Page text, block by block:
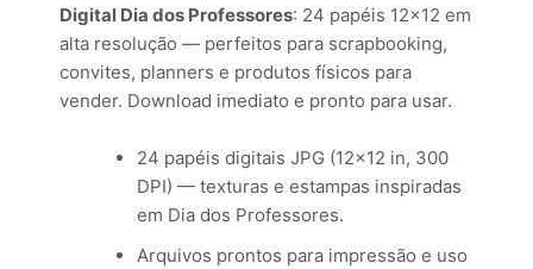
Digital Dia dos Professores: 24 papéis 12×12 em
alta resolução — perfeitos para scrapbooking,
convites, planners e produtos físicos para
vender. Download imediato e pronto para usar.
24 papéis digitais JPG (12×12 in, 300
DPI) — texturas e estampas inspiradas
em Dia dos Professores.
Arquivos prontos para impressão e uso